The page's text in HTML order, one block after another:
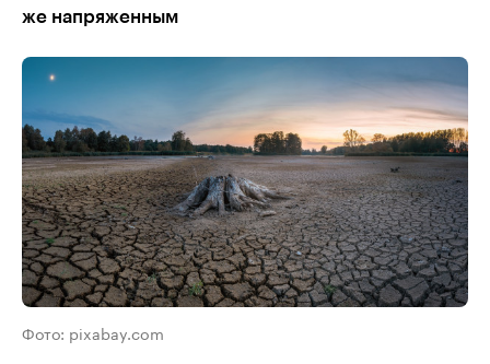
же напряженным
Фото: pixabay.com